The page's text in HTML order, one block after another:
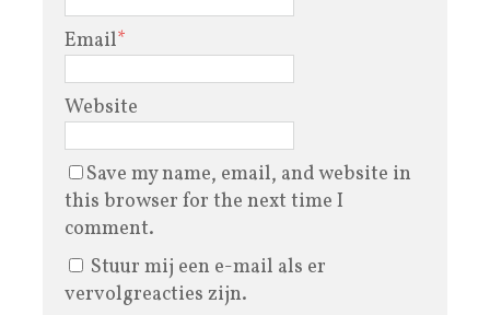
Email*
Website
Save my name, email, and website in
this browser for the next time I
comment.
Stuur mij een e-mail als er
vervolgreacties zijn.